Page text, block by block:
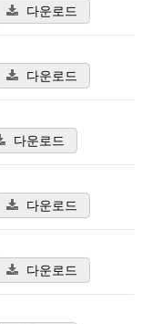
다운로드
다운로드
다운로드
다운로드
다운로드